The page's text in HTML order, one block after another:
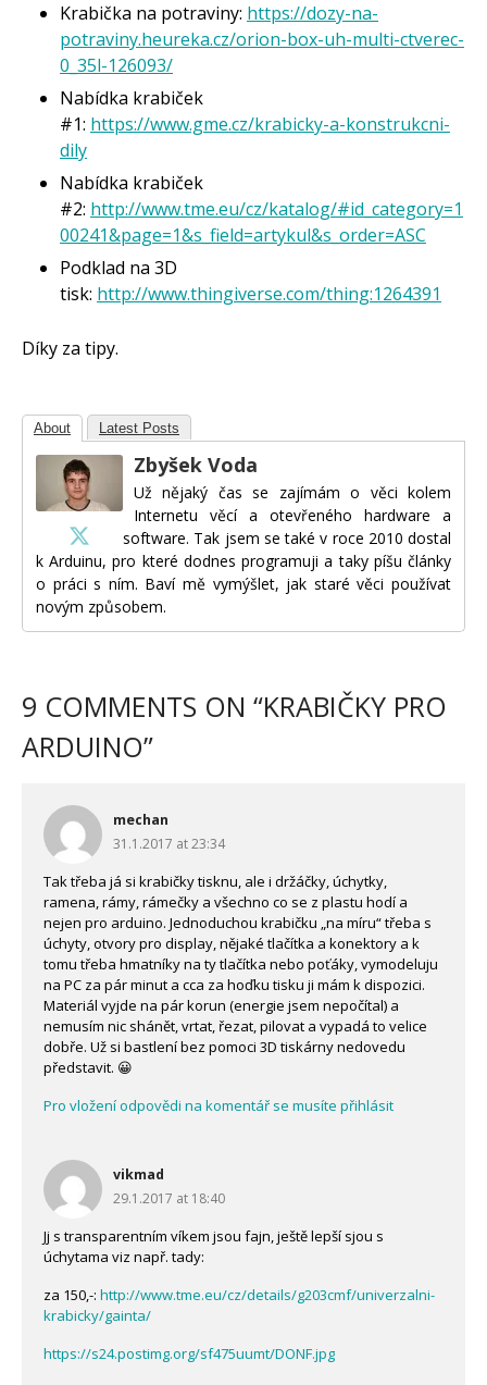
Krabička na potraviny: https://dozy-na-
potraviny.heureka.cz/orion-box-uh-multi-ctverec-
0_35l-126093/
Nabídka krabiček
#1: https://www.gme.cz/krabicky-a-konstrukcni-
dily
Nabídka krabiček
#2: http://www.tme.eu/cz/katalog/#id_category=1
00241&page=1&s_field=artykul&s_order=ASC
Podklad na 3D
tisk: http://www.thingiverse.com/thing:1264391
Díky za tipy.
About Latest Posts
Zbyšek Voda
Už nějaký čas se zajímám o věci kolem
Internetu věcí a otevřeného hardware a
software. Tak jsem se také v roce 2010 dostal
k Arduinu, pro které dodnes programuji a taky píšu články
o práci s ním. Baví mě vymýšlet, jak staré věci používat
novým způsobem.
9 COMMENTS ON “KRABIČKY PRO
ARDUINO”
mechan
31.1.2017 at 23:34
Tak třeba já si krabičky tisknu, ale i držáčky, úchytky,
ramena, rámy, rámečky a všechno co se z plastu hodí a
nejen pro arduino. Jednoduchou krabičku „na míru“ třeba s
úchyty, otvory pro display, nějaké tlačítka a konektory a k
tomu třeba hmatníky na ty tlačítka nebo poťáky, vymodeluju
na PC za pár minut a cca za hoďku tisku ji mám k dispozici.
Materiál vyjde na pár korun (energie jsem nepočítal) a
nemusím nic shánět, vrtat, řezat, pilovat a vypadá to velice
dobře. Už si bastlení bez pomoci 3D tiskárny nedovedu
představit. 😀
Pro vložení odpovědi na komentář se musíte přihlásit
vikmad
29.1.2017 at 18:40
Jj s transparentním víkem jsou fajn, ještě lepší sjou s
úchytama viz např. tady:
za 150,-: http://www.tme.eu/cz/details/g203cmf/univerzalni-
krabicky/gainta/
https://s24.postimg.org/sf475uumt/DONF.jpg